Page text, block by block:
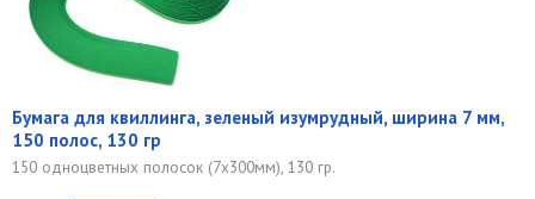
Бумага для квиллинга, зеленый изумрудный, ширина 7 мм,
150 полос, 130 гр
150 одноцветных полосок (7х300мм), 130 гр.